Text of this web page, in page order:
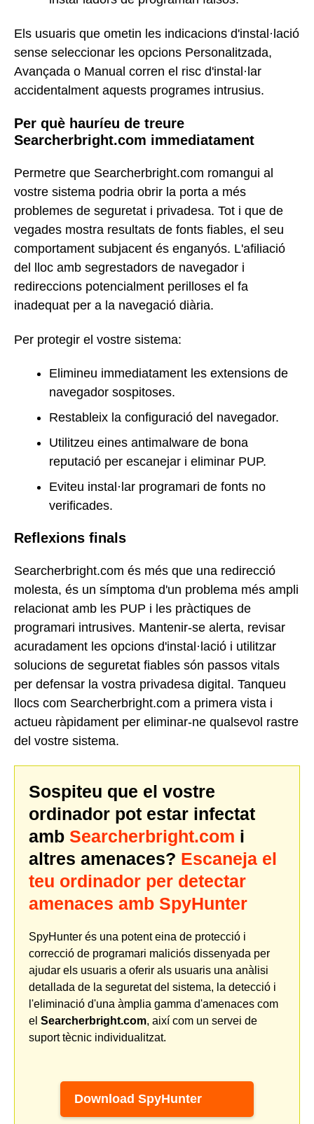
Els usuaris que ometin les indicacions d'instal·lació
sense seleccionar les opcions Personalitzada,
Avançada o Manual corren el risc d'instal·lar
accidentalment aquests programes intrusius.
Per què hauríeu de treure
Searcherbright.com immediatament
Permetre que Searcherbright.com romangui al
vostre sistema podria obrir la porta a més
problemes de seguretat i privadesa. Tot i que de
vegades mostra resultats de fonts fiables, el seu
comportament subjacent és enganyós. L'afiliació
del lloc amb segrestadors de navegador i
redireccions potencialment perilloses el fa
inadequat per a la navegació diària.
Per protegir el vostre sistema:
Elimineu immediatament les extensions de
navegador sospitoses.
Restableix la configuració del navegador.
Utilitzeu eines antimalware de bona
reputació per escanejar i eliminar PUP.
Eviteu instal·lar programari de fonts no
verificades.
Reflexions finals
Searcherbright.com és més que una redirecció
molesta, és un símptoma d'un problema més ampli
relacionat amb les PUP i les pràctiques de
programari intrusives. Mantenir-se alerta, revisar
acuradament les opcions d'instal·lació i utilitzar
solucions de seguretat fiables són passos vitals
per defensar la vostra privadesa digital. Tanqueu
llocs com Searcherbright.com a primera vista i
actueu ràpidament per eliminar-ne qualsevol rastre
del vostre sistema.
Sospiteu que el vostre
ordinador pot estar infectat
amb Searcherbright.com i
altres amenaces? Escaneja el
teu ordinador per detectar
amenaces amb SpyHunter
SpyHunter és una potent eina de protecció i
correcció de programari maliciós dissenyada per
ajudar els usuaris a oferir als usuaris una anàlisi
detallada de la seguretat del sistema, la detecció i
l'eliminació d'una àmplia gamma d'amenaces com
el Searcherbright.com, així com un servei de
suport tècnic individualitzat.
Download SpyHunter